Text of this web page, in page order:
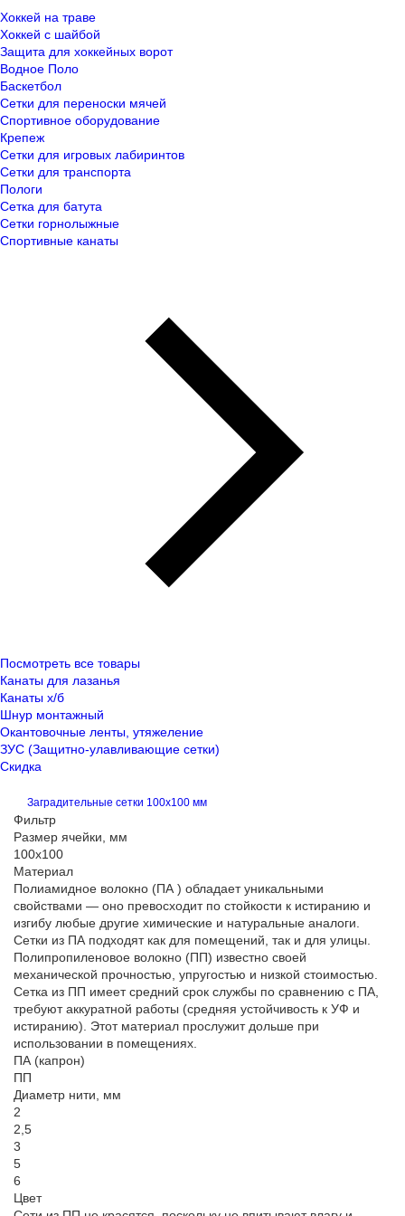
Хоккей на траве
Хоккей с шайбой
Защита для хоккейных ворот
Водное Поло
Баскетбол
Сетки для переноски мячей
Спортивное оборудование
Крепеж
Сетки для игровых лабиринтов
Сетки для транспорта
Пологи
Сетка для батута
Сетки горнолыжные
Спортивные канаты
Посмотреть все товары
Канаты для лазанья
Канаты х/б
Шнур монтажный
Окантовочные ленты, утяжеление
ЗУС (Защитно-улавливающие сетки)
Скидка
Заградительные сетки 100x100 мм
Фильтр
Размер ячейки, мм
100х100
Материал
Полиамидное волокно (ПА ) обладает уникальными
свойствами — оно превосходит по стойкости к истиранию и
изгибу любые другие химические и натуральные аналоги.
Сетки из ПА подходят как для помещений, так и для улицы.
Полипропиленовое волокно (ПП) известно своей
механической прочностью, упругостью и низкой стоимостью.
Сетка из ПП имеет средний срок службы по сравнению с ПА,
требуют аккуратной работы (средняя устойчивость к УФ и
истиранию). Этот материал прослужит дольше при
использовании в помещениях.
ПА (капрон)
ПП
Диаметр нити, мм
2
2,5
3
5
6
Цвет